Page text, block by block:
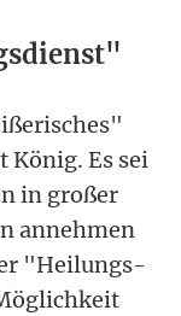
Es sei
in großer
annehmen
"Heilungs-